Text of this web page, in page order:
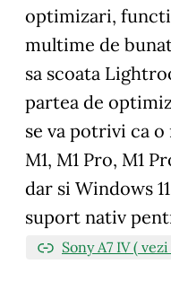
optimizari,
multime de
sa scoata
partea de
se va potrivi ca o
M1, M1 Pro, M1
dar si Windows
suport nativ
Sony A7 IV (